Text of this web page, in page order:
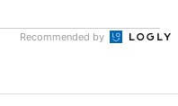
Recommended by